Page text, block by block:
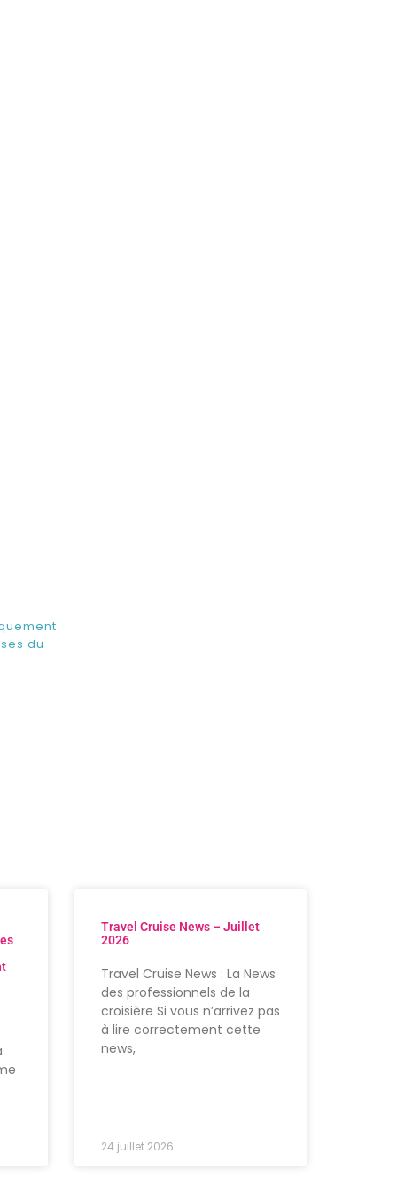
du
Travel Cruise News – Juillet
2026
Travel Cruise News : La News
des professionnels de la
croisière Si vous n’arrivez pas
à lire correctement cette
news,
24 juillet 2026